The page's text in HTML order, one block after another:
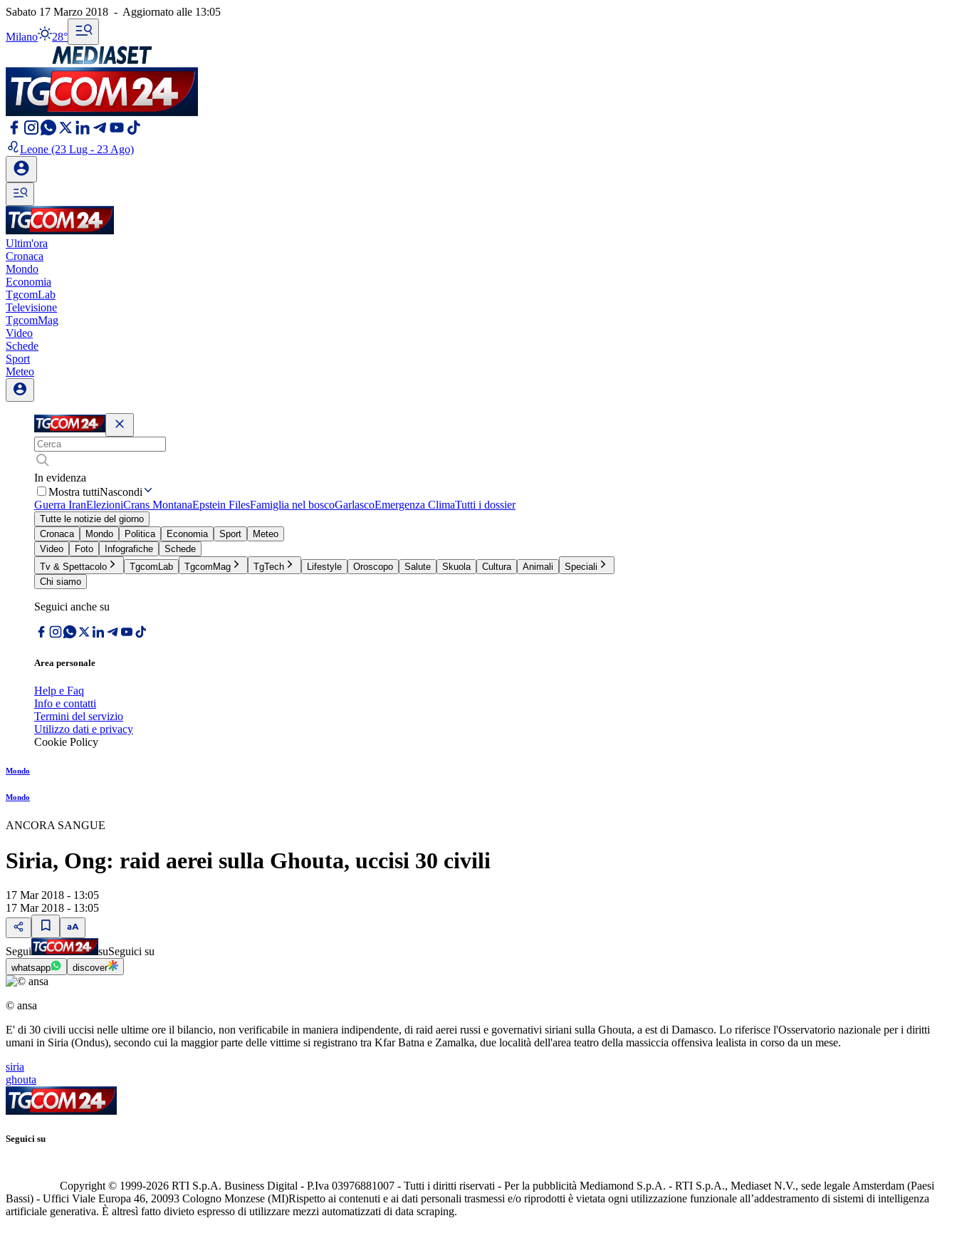
Sabato 17 Marzo 2018 - Aggiornato alle 13:05
Milano 28°
Leone (23 Lug - 23 Ago)
Ultim'ora
Cronaca
Mondo
Economia
TgcomLab
Televisione
TgcomMag
Video
Schede
Sport
Meteo
In evidenza
Mostra tuttiNascondi
Guerra IranElezioniCrans MontanaEpstein FilesFamiglia nel boscoGarlascoEmergenza ClimaTutti i dossier
Tutte le notizie del giorno
Cronaca
Mondo Politica Economia Sport
Meteo
Video
Foto Infografiche
Schede
Tv & Spettacolo
TgcomLab TgcomMag TgTech Lifestyle Oroscopo Salute Skuola Cultura Animali
Speciali
Chi siamo
Seguici anche su
Area personale
Help e Faq
Info e contatti
Termini del servizio
Utilizzo dati e privacy
Cookie Policy
Mondo
Mondo
ANCORA SANGUE
Siria, Ong: raid aerei sulla Ghouta, uccisi 30 civili
17 Mar 2018 - 13:05
17 Mar 2018 - 13:05
Segui suSeguici su
whatsapp discover
© ansa
E' di 30 civili uccisi nelle ultime ore il bilancio, non verificabile in maniera indipendente, di raid aerei russi e governativi siriani sulla Ghouta, a est di Damasco. Lo riferisce l'Osservatorio nazionale per i diritti
umani in Siria (Ondus), secondo cui la maggior parte delle vittime si registrano tra Kfar Batna e Zamalka, due località dell'area teatro della massiccia offensiva lealista in corso da un mese.
siria
ghouta
Seguici su
Copyright © 1999-2026 RTI S.p.A. Business Digital - P.Iva 03976881007 - Tutti i diritti riservati - Per la pubblicità Mediamond S.p.A. - RTI S.p.A., Mediaset N.V., sede legale Amsterdam (Paesi
Bassi) - Uffici Viale Europa 46, 20093 Cologno Monzese (MI)Rispetto ai contenuti e ai dati personali trasmessi e/o riprodotti è vietata ogni utilizzazione funzionale all’addestramento di sistemi di intelligenza
artificiale generativa. È altresì fatto divieto espresso di utilizzare mezzi automatizzati di data scraping.